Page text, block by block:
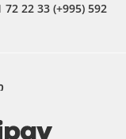
72 22 33 (+995) 592